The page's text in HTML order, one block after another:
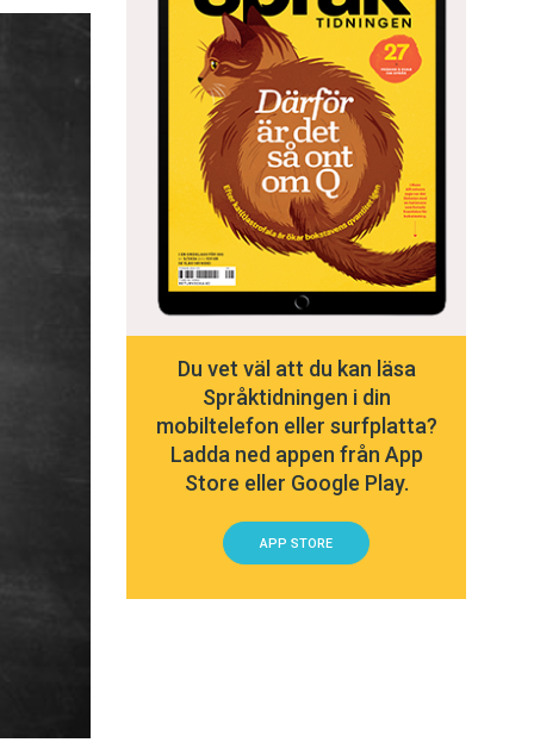
Du vet väl att du kan läsa
Språktidningen i din
mobiltelefon eller surfplatta?
Ladda ned appen från App
Store eller Google Play.
APP STORE